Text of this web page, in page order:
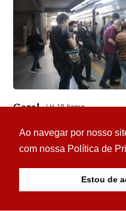
Ao navegar por nosso
com nossa Política de
Estou de
Geral Há 18 horas
Termina a greve
São Paulo
Sindicato mantém estado